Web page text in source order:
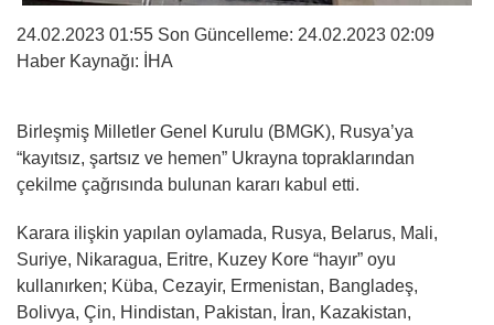
24.02.2023 01:55 Son Güncelleme: 24.02.2023 02:09
Haber Kaynağı: İHA
Birleşmiş Milletler Genel Kurulu (BMGK), Rusya’ya
“kayıtsız, şartsız ve hemen” Ukrayna topraklarından
çekilme çağrısında bulunan kararı kabul etti.
Karara ilişkin yapılan oylamada, Rusya, Belarus, Mali,
Suriye, Nikaragua, Eritre, Kuzey Kore “hayır” oyu
kullanırken; Küba, Cezayir, Ermenistan, Bangladeş,
Bolivya, Çin, Hindistan, Pakistan, İran, Kazakistan,